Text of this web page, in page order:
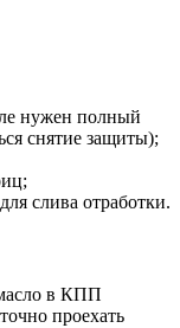
нужен полный
снятие защиты);
слива отработки.
в КПП
проехать